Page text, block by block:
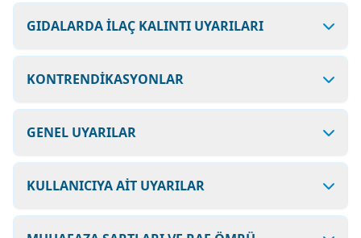
GIDALARDA İLAÇ KALINTI UYARILARI
KONTRENDİKASYONLAR
GENEL UYARILAR
KULLANICIYA AİT UYARILAR